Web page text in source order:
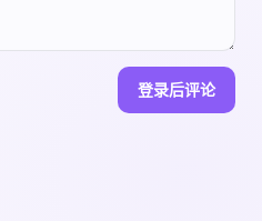
登录后评论